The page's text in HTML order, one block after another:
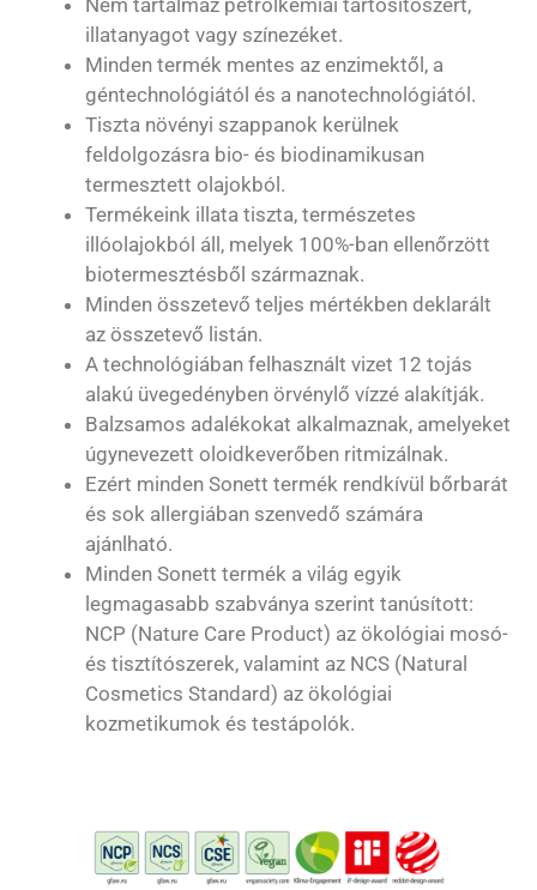
Nem tartalmaz petrolkémiai tartósítószert,
illatanyagot vagy színezéket.
Minden termék mentes az enzimektől, a
géntechnológiától és a nanotechnológiától.
Tiszta növényi szappanok kerülnek
feldolgozásra bio- és biodinamikusan
termesztett olajokból.
Termékeink illata tiszta, természetes
illóolajokból áll, melyek 100%-ban ellenőrzött
biotermesztésből származnak.
Minden összetevő teljes mértékben deklarált
az összetevő listán.
A technológiában felhasznált vizet 12 tojás
alakú üvegedényben örvénylő vízzé alakítják.
Balzsamos adalékokat alkalmaznak, amelyeket
úgynevezett oloidkeverőben ritmizálnak.
Ezért minden Sonett termék rendkívül bőrbarát
és sok allergiában szenvedő számára
ajánlható.
Minden Sonett termék a világ egyik
legmagasabb szabványa szerint tanúsított:
NCP (Nature Care Product) az ökológiai mosó-
és tisztítószerek, valamint az NCS (Natural
Cosmetics Standard) az ökológiai
kozmetikumok és testápolók.